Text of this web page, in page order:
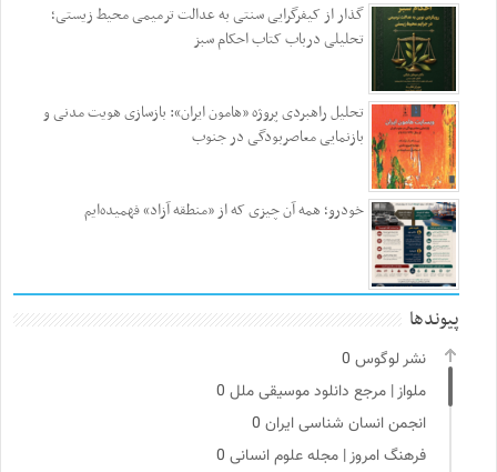
گذار از کیفرگرایی سنتی به عدالت ترمیمی محیط‌ زیستی؛
تحلیلی درباب کتاب احکام سبز
تحلیل راهبردی پروژه «هامون ایران»: بازسازی هویت مدنی و
بازنمایی معاصربودگی در جنوب
خودرو؛ همه آن چیزی که از «منطقه آزاد» فهمیده‌ایم
پیوندها
نشر لوگوس
ملواز | مرجع دانلود موسیقی ملل
انجمن انسان شناسی ایران
فرهنگ امروز | مجله علوم انسانی